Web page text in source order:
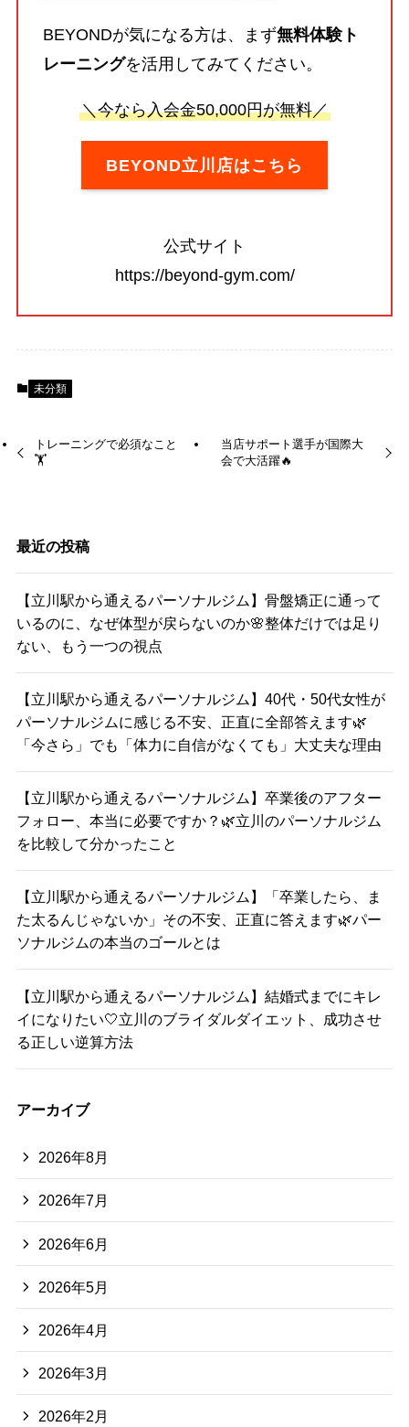
BEYONDが気になる方は、まず無料体験ト
レーニングを活用してみてください。
＼今なら入会金50,000円が無料／
BEYOND立川店はこちら
公式サイト
https://beyond-gym.com/
未分類
トレーニングで必須なこと
🏋️
当店サポート選手が国際大
会で大活躍🔥
最近の投稿
【立川駅から通えるパーソナルジム】骨盤矯正に通って
いるのに、なぜ体型が戻らないのか🌸整体だけでは足り
ない、もう一つの視点
【立川駅から通えるパーソナルジム】40代・50代女性が
パーソナルジムに感じる不安、正直に全部答えます🌿
「今さら」でも「体力に自信がなくても」大丈夫な理由
【立川駅から通えるパーソナルジム】卒業後のアフター
フォロー、本当に必要ですか？🌿立川のパーソナルジム
を比較して分かったこと
【立川駅から通えるパーソナルジム】「卒業したら、ま
た太るんじゃないか」その不安、正直に答えます🌿パー
ソナルジムの本当のゴールとは
【立川駅から通えるパーソナルジム】結婚式までにキレ
イになりたい🤍立川のブライダルダイエット、成功させ
る正しい逆算方法
アーカイブ
2026年8月
2026年7月
2026年6月
2026年5月
2026年4月
2026年3月
2026年2月